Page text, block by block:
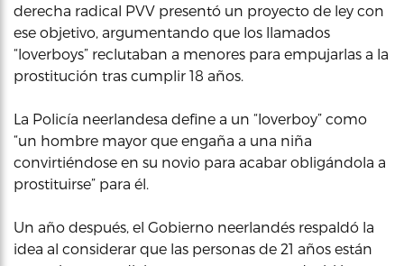
derecha radical PVV presentó un proyecto de ley con
ese objetivo, argumentando que los llamados
“loverboys” reclutaban a menores para empujarlas a la
prostitución tras cumplir 18 años.
La Policía neerlandesa define a un “loverboy” como
“un hombre mayor que engaña a una niña
convirtiéndose en su novio para acabar obligándola a
prostituirse” para él.
Un año después, el Gobierno neerlandés respaldó la
idea al considerar que las personas de 21 años están